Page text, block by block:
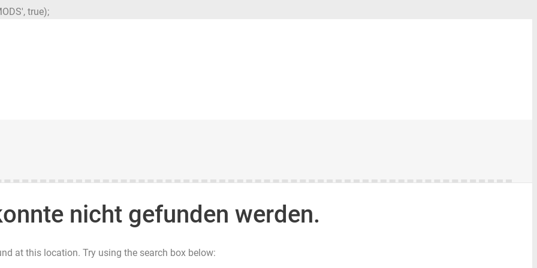
true);
nicht gefunden werden.
at this location. Try using the search box below: